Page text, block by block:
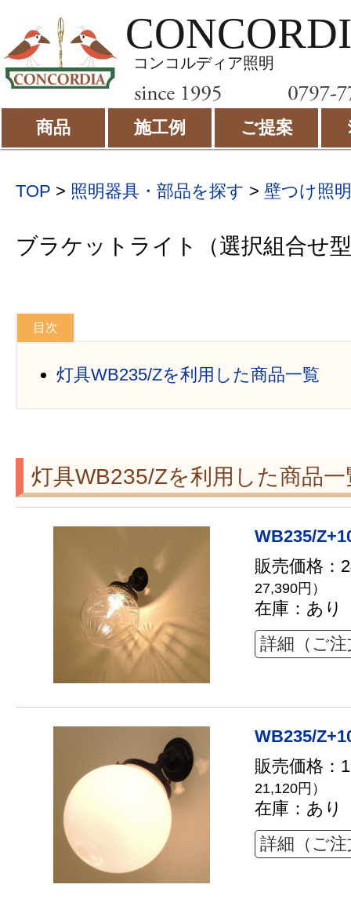
コンコルディア照明
商品 施工例 ご提案
TOP > 照明器具・部品を探す > 壁つけ照明
ブラケットライト（選択組合せ
灯具WB235/Zを利用した商品一覧
灯具WB235/Zを利用した商品一
WB235/
販売価格：
27,390円）
在庫：あり
詳細（ご
WB235/
販売価格：
21,120円）
在庫：あり
詳細（ご